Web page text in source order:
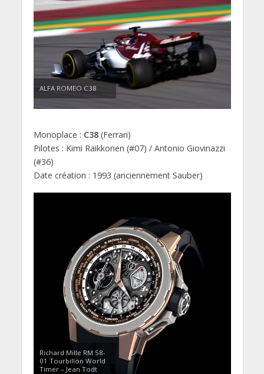
ALFA ROMEO C38
Monoplace : C38(Ferrari)
Pilotes : Kimi Raikkonen (#07) / Antonio Giovinazzi
(#36)
Date création : 1993 (anciennement Sauber)
Richard Mille RM 58-
01 Tourbillon World
Timer – Jean Todt